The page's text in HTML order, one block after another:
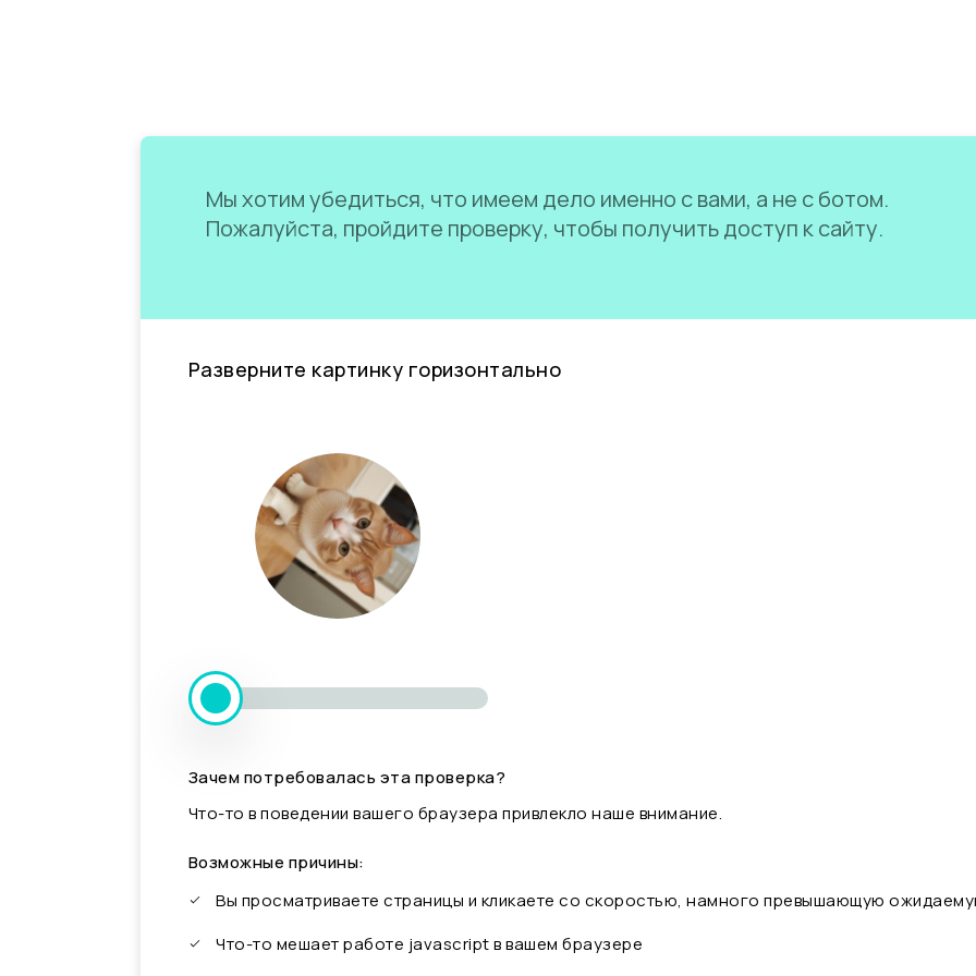
Мы хотим убедиться, что имеем дело именно с вами, а не с ботом.
Пожалуйста, пройдите проверку, чтобы получить доступ к сайту.
Разверните картинку горизонтально
Зачем потребовалась эта проверка?
Что-то в поведении вашего браузера привлекло наше внимание.
Возможные причины:
Вы просматриваете страницы и кликаете со скоростью, намного превышающую
Что-то мешает работе javascript в вашем браузере